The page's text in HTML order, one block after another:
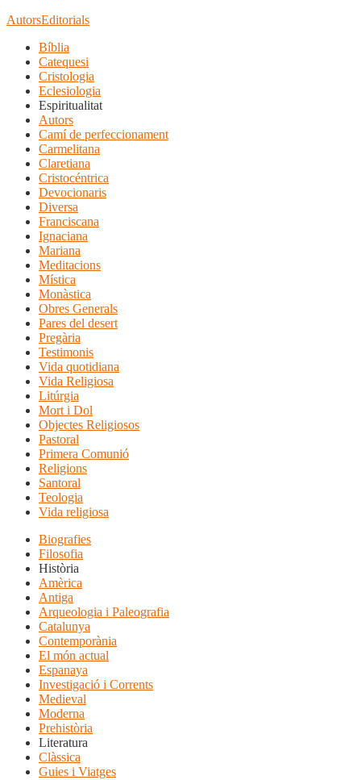
AutorsEditorials
Bíblia
Catequesi
Cristologia
Eclesiologia
Espiritualitat
Autors
Camí de perfeccionament
Carmelitana
Claretiana
Cristocéntrica
Devocionaris
Diversa
Franciscana
Ignaciana
Mariana
Meditacions
Mística
Monàstica
Obres Generals
Pares del desert
Pregària
Testimonis
Vida quotidiana
Vida Religiosa
Litúrgia
Mort i Dol
Objectes Religiosos
Pastoral
Primera Comunió
Religions
Santoral
Teologia
Vida religiosa
Biografies
Filosofia
Història
Amèrica
Antiga
Arqueologia i Paleografia
Catalunya
Contemporània
El món actual
Espanaya
Investigació i Corrents
Medieval
Moderna
Prehistòria
Literatura
Clàssica
Guies i Viatges